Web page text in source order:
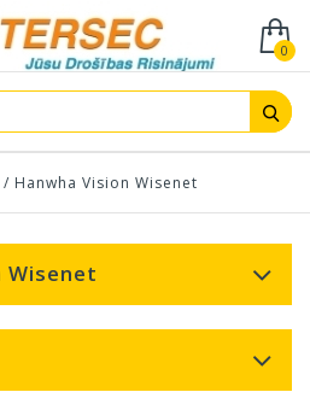
0
/ Hanwha Vision Wisenet
Wisenet